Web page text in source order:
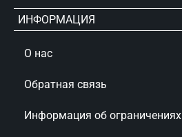
ИНФОРМАЦИЯ
О нас
Обратная связь
Информация об ограничениях